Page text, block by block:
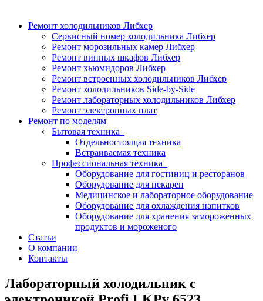
Ремонт холодильников Либхер
Сервисный номер холодильника Либхер
Ремонт морозильных камер Либхер
Ремонт винных шкафов Либхер
Ремонт хьюмидоров Либхер
Ремонт встроенных холодильников Либхер
Ремонт холодильников Side-by-Side
Ремонт лабораторных холодильников Либхер
Ремонт электронных плат
Ремонт по моделям
Бытовая техника
Отдельностоящая техника
Встраиваемая техника
Профессиональная техника
Оборудование для гостиниц и ресторанов
Оборудование для пекарен
Медицинское и лабораторное оборудование
Оборудование для охлаждения напитков
Оборудование для хранения замороженных
продуктов и мороженого
Статьи
О компании
Контакты
Лабораторный холодильник с